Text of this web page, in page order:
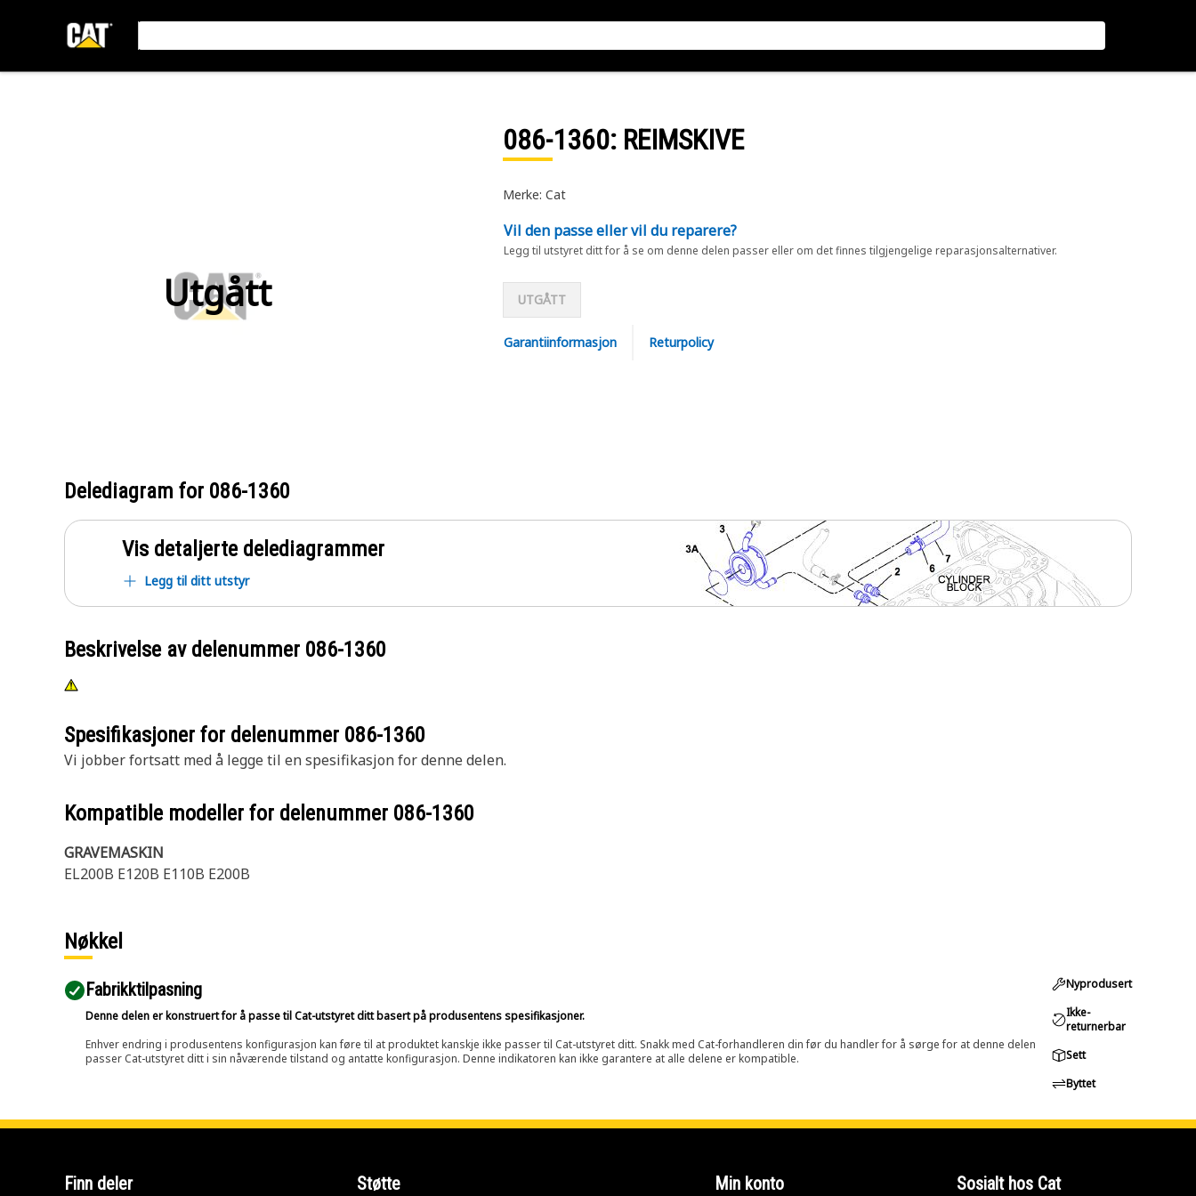
Utgått
086-1360: REIMSKIVE
Merke: Cat
Vil den passe eller vil du reparere?
Legg til utstyret ditt for å se om denne delen passer eller om det finnes tilgjengelige reparasjonsalternativer.
UTGÅTT
Garantiinformasjon Returpolicy
Delediagram for 086-1360
Vis detaljerte delediagrammer
Legg til ditt utstyr
Beskrivelse av delenummer 086-1360
Spesifikasjoner for delenummer 086-1360
Vi jobber fortsatt med å legge til en spesifikasjon for denne delen.
Kompatible modeller for delenummer 086-1360
GRAVEMASKIN
EL200B E120B E110B E200B
Nøkkel
Fabrikktilpasning
Denne delen er konstruert for å passe til Cat-utstyret ditt basert på produsentens spesifikasjoner.
Enhver endring i produsentens konfigurasjon kan føre til at produktet kanskje ikke passer til Cat-utstyret ditt. Snakk med Cat-forhandleren din før du handler for å sørge for at denne delen
passer Cat-utstyret ditt i sin nåværende tilstand og antatte konfigurasjon. Denne indikatoren kan ikke garantere at alle delene er kompatible.
Nyprodusert
Ikke-
returnerbar
Sett
Byttet
Finn deler Støtte Min konto Sosialt hos Cat